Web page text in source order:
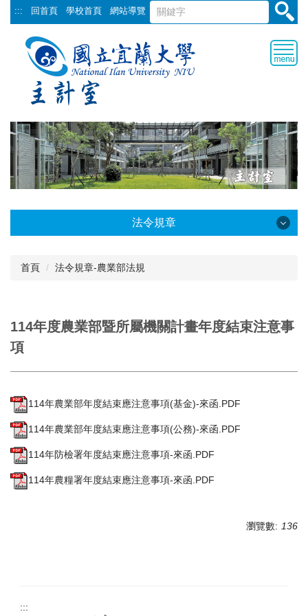
跳
到
::: 回首頁 學校首頁 網站導覽
法令規章
教育部法規
國科會法規
出差旅費法規
出席費、鐘點費等法規
內部控制作業程序
首頁 法令規章-農業部法規
114年度農業部暨所屬機關計畫年度結束注意事
項
114年農業部年度結束應注意事項(基金)-來函.PDF
114年農業部年度結束應注意事項(公務)-來函.PDF
114年防檢署年度結束應注意事項-來函.PDF
114年農糧署年度結束應注意事項-來函.PDF
瀏覽數: 136
:::